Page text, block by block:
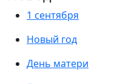
1 сентября
Новый год
День матери